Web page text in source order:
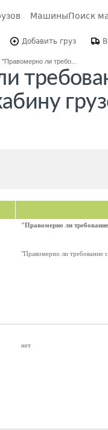
МашиныПоиск
Добавить груз
"Правомерно ли требо...
"Правомерно ли
"Правомерно ли требование
нет